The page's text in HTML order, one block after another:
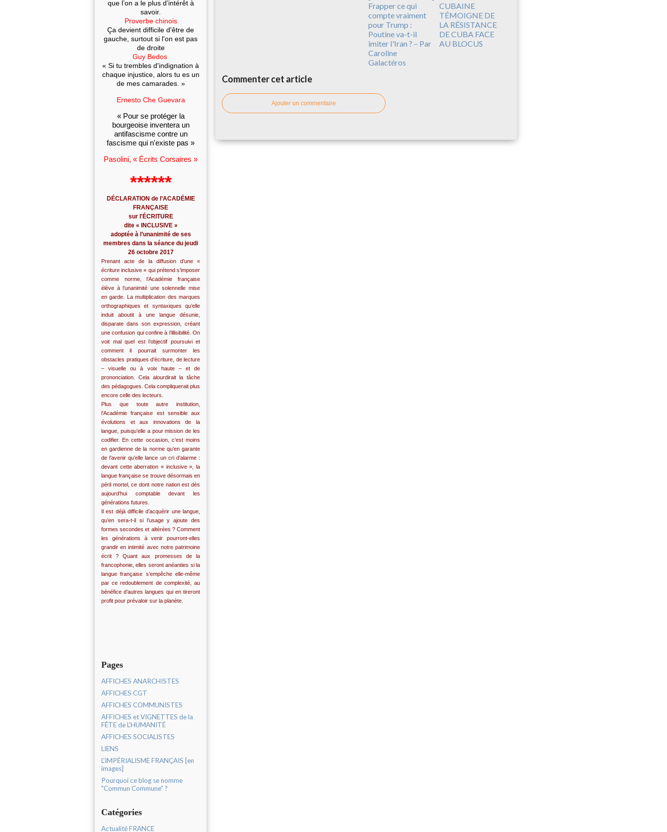
que l’on a le plus d’intérêt à
savoir.
Proverbe chinois
Ça devient difficile d'être de
gauche, surtout si l'on est pas
de droite
Guy Bedos
« Si tu trembles d'indignation à
chaque injustice, alors tu es un
de mes camarades. »
Ernesto Che Guevara
« Pour se protéger la
bourgeoise inventera un
antifascisme contre un
fascisme qui n'existe pas »
Pasolini, « Écrits Corsaires »
******
DÉCLARATION de l’ACADÉMIE
FRANÇAISE
sur l'ÉCRITURE
dite « INCLUSIVE »
adoptée à l’unanimité de ses
membres dans la séance du jeudi
26 octobre 2017
Prenant acte de la diffusion d’une «
écriture inclusive » qui prétend s’imposer
comme norme, l’Académie française
élève à l’unanimité une solennelle mise
en garde. La multiplication des marques
orthographiques et syntaxiques qu’elle
induit aboutit à une langue désunie,
disparate dans son expression, créant
une confusion qui confine à l’illisibilité. On
voit mal quel est l’objectif poursuivi et
comment il pourrait surmonter les
obstacles pratiques d’écriture, de lecture
– visuelle ou à voix haute – et de
prononciation. Cela alourdirait la tâche
des pédagogues. Cela compliquerait plus
encore celle des lecteurs.
Plus que toute autre institution,
l’Académie française est sensible aux
évolutions et aux innovations de la
langue, puisqu’elle a pour mission de les
codifier. En cette occasion, c’est moins
en gardienne de la norme qu’en garante
de l’avenir qu’elle lance un cri d’alarme :
devant cette aberration « inclusive », la
langue française se trouve désormais en
péril mortel, ce dont notre nation est dès
aujourd’hui comptable devant les
générations futures.
Il est déjà difficile d’acquérir une langue,
qu’en sera-t-il si l’usage y ajoute des
formes secondes et altérées ? Comment
les générations à venir pourront-elles
grandir en intimité avec notre patrimoine
écrit ? Quant aux promesses de la
francophonie, elles seront anéanties si la
langue française s’empêche elle-même
par ce redoublement de complexité, au
bénéfice d’autres langues qui en tireront
profit pour prévaloir sur la planète.
Pages
AFFICHES ANARCHISTES
AFFICHES CGT
AFFICHES COMMUNISTES
AFFICHES et VIGNETTES de la
FÊTE de L'HUMANITÉ
AFFICHES SOCIALISTES
LIENS
L'IMPÉRIALISME FRANÇAIS [en
images]
Pourquoi ce blog se nomme
"Commun Commune" ?
Catégories
Actualité FRANCE
Frapper ce qui
compte vraiment
pour Trump :
Poutine va-t-il
imiter l'Iran ? – Par
Caroline
Galactéros
CUBAINE
TÉMOIGNE DE
LA RÉSISTANCE
DE CUBA FACE
AU BLOCUS
Commenter cet article
Ajouter un commentaire